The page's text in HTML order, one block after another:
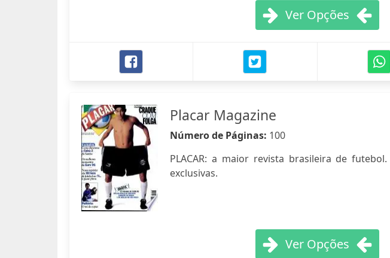
Ver Opções
Placar Magazine
Número de Páginas: 100
PLACAR: a maior revista brasileira de
exclusivas.
Ver Opções